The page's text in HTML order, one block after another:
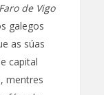
Faro de Vigo
galegos
as súas
capital
mentres